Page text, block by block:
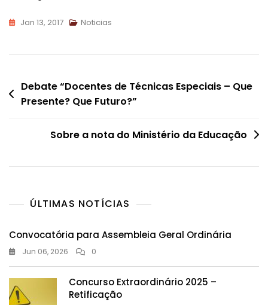
Jan 13, 2017 Noticias
Navegação
de
Debate “Docentes de Técnicas Especiais – Que
Presente? Que Futuro?”
Sobre a nota do Ministério da Educação
ÚLTIMAS NOTÍCIAS
Convocatória para Assembleia Geral Ordinária
Jun 06, 2026 0
Concurso Extraordinário 2025 –
Retificação